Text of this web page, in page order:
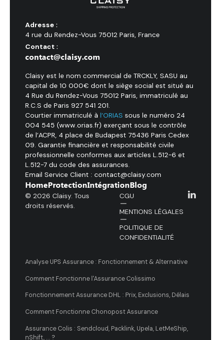
Adresse :
4 rue du Rendez-Vous 75012 Paris, France
Contact :
contact@claisy.com
Claisy est le nom commercial de TRCKLY, SASU au
capital de 10 000€ dont le siège social est situé au
4 Rue du Rendez-Vous 75012 Paris, immatriculé au
R.C.S de Paris 927 541 201.
Courtier immatriculé àl’ORIASsous le numéro 24
004 545 (www.orias.fr) exerçant sous le contrôle
de l’ACPR, 4 place de Budapest 75436 Paris Cedex
09. Garantie financière et responsabilité civile
professionnelle conformes aux articles L.512-6 et
L.512-7 du code des assurances.
Email Service Client : contact@claisy.com
HomeProtectionIntégrationBlog
© 2026 Claisy. Tous
droits réservés.
CGU
MENTIONS LÉGALES
POLITIQUE DE
CONFIDENTIALITÉ
Analyse UPS Assurance : Fonctionnement & Alternative
Comment Fonctionne l'Assurance Colissimo
Fonctionnement Assurance DHL : Prix, Exclusions, Délais
Comment Fonctionne Chonopost Assurance
Assurance Colis : Sendcloud, Packlink, Upela, LetMeShip,
nShift, ... ?